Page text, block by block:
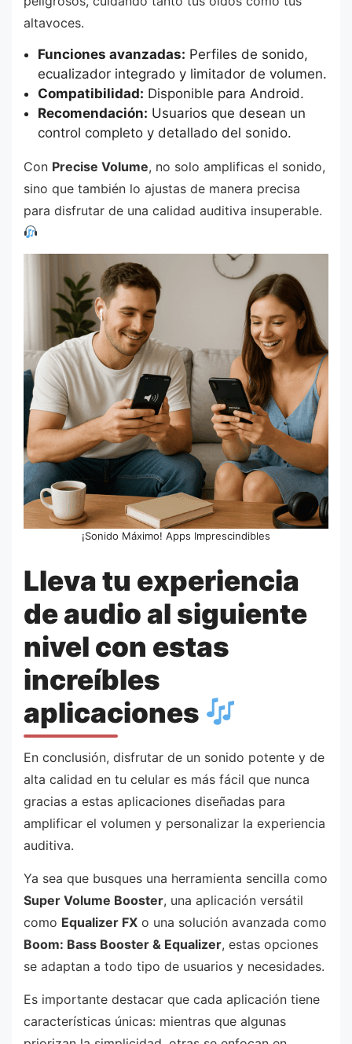
altavoces.
Funciones avanzadas: Perfiles de sonido,
ecualizador integrado y limitador de volumen.
Compatibilidad: Disponible para Android.
Recomendación: Usuarios que desean un
control completo y detallado del sonido.
Con Precise Volume, no solo amplificas el sonido,
sino que también lo ajustas de manera precisa
para disfrutar de una calidad auditiva insuperable.
¡Sonido Máximo! Apps Imprescindibles
Lleva tu experiencia
de audio al siguiente
nivel con estas
increíbles
aplicaciones
En conclusión, disfrutar de un sonido potente y de
alta calidad en tu celular es más fácil que nunca
gracias a estas aplicaciones diseñadas para
amplificar el volumen y personalizar la experiencia
auditiva.
Ya sea que busques una herramienta sencilla como
Super Volume Booster, una aplicación versátil
como Equalizer FX o una solución avanzada como
Boom: Bass Booster & Equalizer, estas opciones
se adaptan a todo tipo de usuarios y necesidades.
Es importante destacar que cada aplicación tiene
características únicas: mientras que algunas